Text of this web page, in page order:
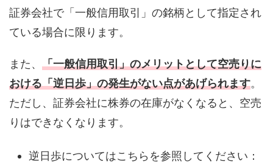
証券会社で「一般信用取引」の銘柄として指定され
ている場合に限ります。
また、 「一般信用取引」のメリットとして空売りに
おける「逆日歩」の発生がない点があげられます。
ただし、証券会社に株券の在庫がなくなると、空売
りはできなくなります。
逆日歩についてはこちらを参照してください：